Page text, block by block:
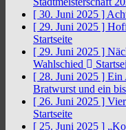
[ 30. Juni 2025 ]
[ 29. Juni 2025 ]
Startseite
[ 29. Juni 2025 ]
Wahlschied
[ 28. Juni 2025 ] Ein
Bratwurst und ein
[ 26. Juni 2025 ]
Startseite
[ 25. Juni 2025 ]